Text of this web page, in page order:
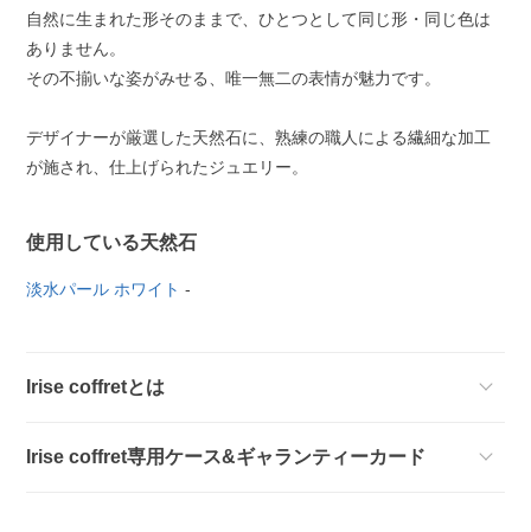
自然に生まれた形そのままで、ひとつとして同じ形・同じ色は
ありません。
その不揃いな姿がみせる、唯一無二の表情が魅力です。
デザイナーが厳選した天然石に、熟練の職人による繊細な加工
が施され、仕上げられたジュエリー。
使用している天然石
淡水パール ホワイト -
Irise coffretとは
Irise coffret専用ケース&ギャランティーカード